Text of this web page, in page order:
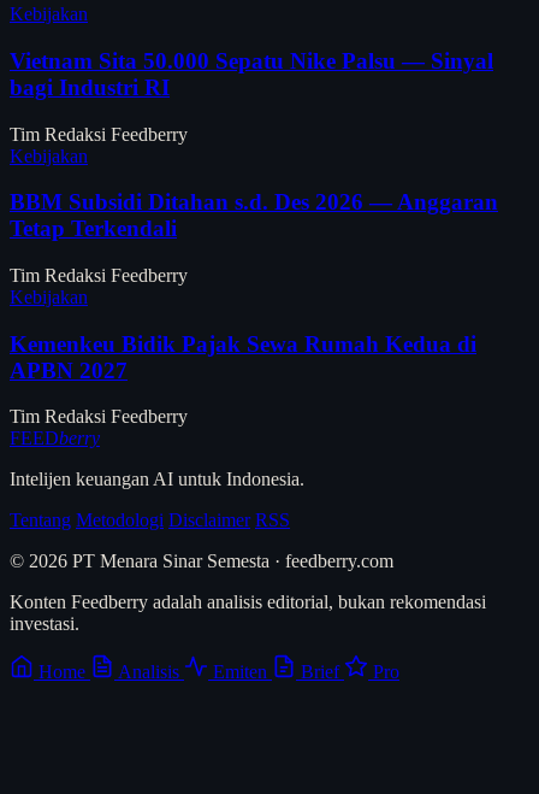
Kebijakan
Vietnam Sita 50.000 Sepatu Nike Palsu — Sinyal
bagi Industri RI
Tim Redaksi Feedberry
Kebijakan
BBM Subsidi Ditahan s.d. Des 2026 — Anggaran
Tetap Terkendali
Tim Redaksi Feedberry
Kebijakan
Kemenkeu Bidik Pajak Sewa Rumah Kedua di
APBN 2027
Tim Redaksi Feedberry
FEEDberry
Intelijen keuangan AI untuk Indonesia.
Tentang Metodologi Disclaimer RSS
© 2026 PT Menara Sinar Semesta · feedberry.com
Konten Feedberry adalah analisis editorial, bukan rekomendasi
investasi.
Home Analisis Emiten Brief Pro